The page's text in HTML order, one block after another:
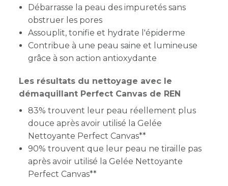
Débarrasse la peau des impuretés sans
obstruer les pores
Assouplit, tonifie et hydrate l'épiderme
Contribue à une peau saine et lumineuse
grâce à son action antioxydante
Les résultats du nettoyage avec le
démaquillant Perfect Canvas de REN
83% trouvent leur peau réellement plus
douce après avoir utilisé la Gelée
Nettoyante Perfect Canvas**
90% trouvent que leur peau ne tiraille pas
après avoir utilisé la Gelée Nettoyante
Perfect Canvas**